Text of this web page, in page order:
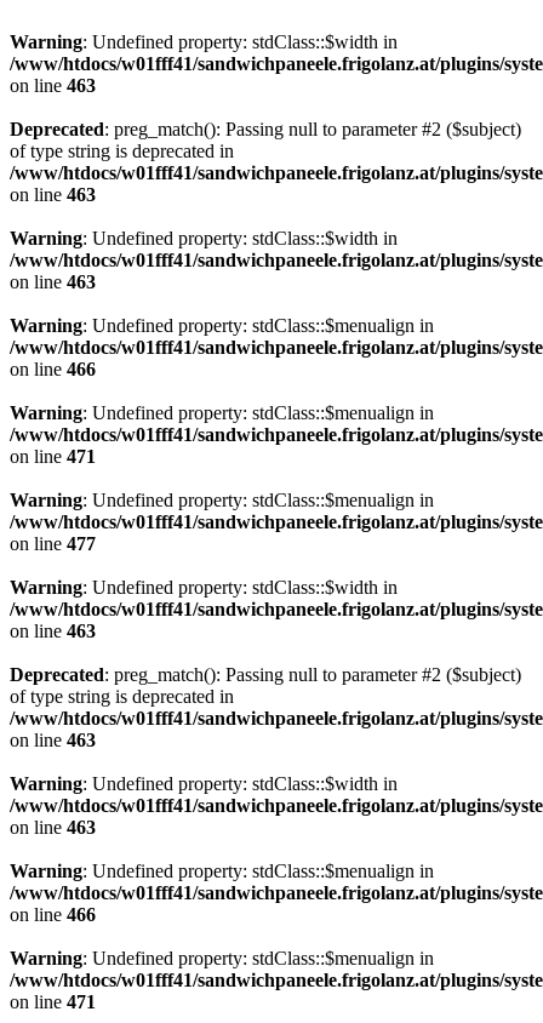
Warning: Undefined property: stdClass::$width in
/www/htdocs/w01fff41/sandwichpaneele.frigolanz.at/plugins/
on line 463
Deprecated: preg_match(): Passing null to parameter #2 ($subject)
of type string is deprecated in
/www/htdocs/w01fff41/sandwichpaneele.frigolanz.at/plugins/
on line 463
Warning: Undefined property: stdClass::$width in
/www/htdocs/w01fff41/sandwichpaneele.frigolanz.at/plugins/
on line 463
Warning: Undefined property: stdClass::$menualign in
/www/htdocs/w01fff41/sandwichpaneele.frigolanz.at/plugins/
on line 466
Warning: Undefined property: stdClass::$menualign in
/www/htdocs/w01fff41/sandwichpaneele.frigolanz.at/plugins/
on line 471
Warning: Undefined property: stdClass::$menualign in
/www/htdocs/w01fff41/sandwichpaneele.frigolanz.at/plugins/
on line 477
Warning: Undefined property: stdClass::$width in
/www/htdocs/w01fff41/sandwichpaneele.frigolanz.at/plugins/
on line 463
Deprecated: preg_match(): Passing null to parameter #2 ($subject)
of type string is deprecated in
/www/htdocs/w01fff41/sandwichpaneele.frigolanz.at/plugins/
on line 463
Warning: Undefined property: stdClass::$width in
/www/htdocs/w01fff41/sandwichpaneele.frigolanz.at/plugins/
on line 463
Warning: Undefined property: stdClass::$menualign in
/www/htdocs/w01fff41/sandwichpaneele.frigolanz.at/plugins/
on line 466
Warning: Undefined property: stdClass::$menualign in
/www/htdocs/w01fff41/sandwichpaneele.frigolanz.at/plugins/
on line 471